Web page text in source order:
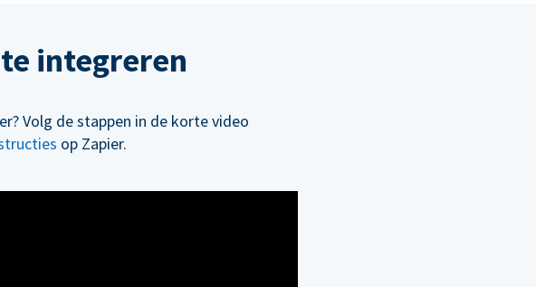
integreren
Volg de stappen in de korte video
op Zapier.